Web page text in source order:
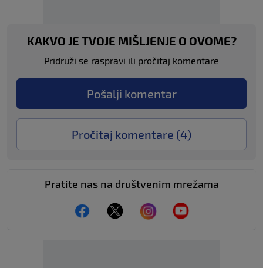
KAKVO JE TVOJE MIŠLJENJE O OVOME?
Pridruži se raspravi ili pročitaj komentare
Pošalji komentar
Pročitaj komentare (4)
Pratite nas na društvenim mrežama